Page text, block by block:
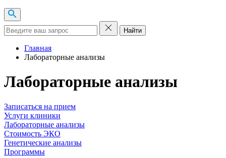
Найти
Главная
Лабораторные анализы
Лабораторные анализы
Записаться на прием
Услуги клиники
Лабораторные анализы
Стоимость ЭКО
Генетические анализы
Программы